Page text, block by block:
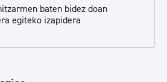
baten bidez doan
egiteko izapidera